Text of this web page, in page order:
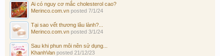
Ai có nguy cơ mắc cholesterol cao?
Merinco.com.vn posted 7/1/24
Tại sao vết thương lâu lành?...
Merinco.com.vn posted 3/1/24
Sau khi phun môi nên sử dụng...
KhanhVan posted 21/12/23